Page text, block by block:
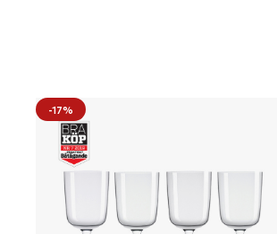
-17%